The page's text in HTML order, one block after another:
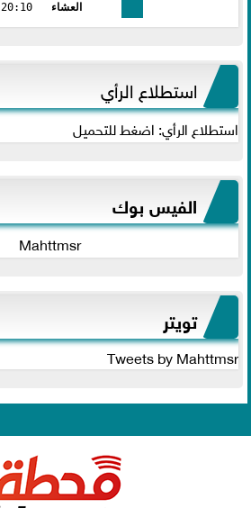
العشاء
20:10
استطلاع الرأي
استطلاع الرأي: اضغط للتحميل
الفيس بوك
Mahttmsr
تويتر
Tweets by Mahttmsr